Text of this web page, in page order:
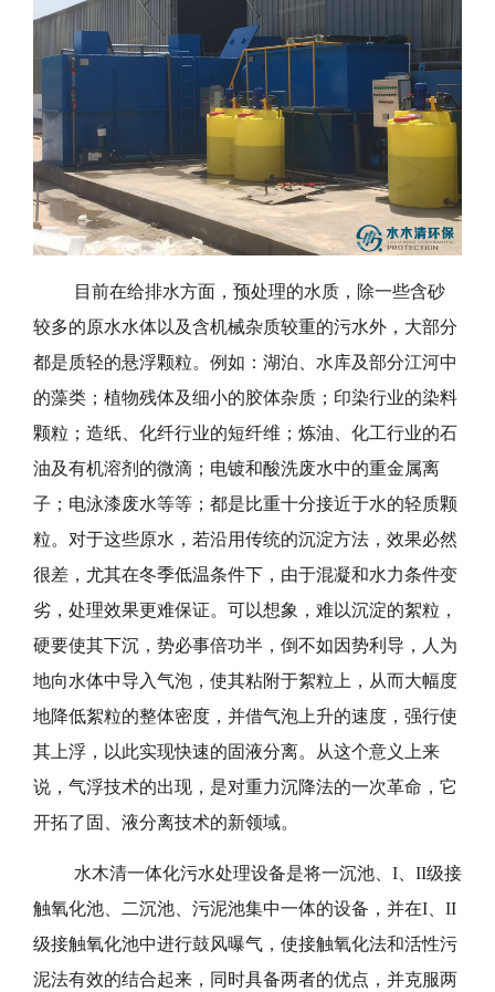
目前在给排水方面，预处理的水质，除一些含砂
较多的原水水体以及含机械杂质较重的污水外，大部分
都是质轻的悬浮颗粒。例如：湖泊、水库及部分江河中
的藻类；植物残体及细小的胶体杂质；印染行业的染料
颗粒；造纸、化纤行业的短纤维；炼油、化工行业的石
油及有机溶剂的微滴；电镀和酸洗废水中的重金属离
子；电泳漆废水等等；都是比重十分接近于水的轻质颗
粒。对于这些原水，若沿用传统的沉淀方法，效果必然
很差，尤其在冬季低温条件下，由于混凝和水力条件变
劣，处理效果更难保证。可以想象，难以沉淀的絮粒，
硬要使其下沉，势必事倍功半，倒不如因势利导，人为
地向水体中导入气泡，使其粘附于絮粒上，从而大幅度
地降低絮粒的整体密度，并借气泡上升的速度，强行使
其上浮，以此实现快速的固液分离。从这个意义上来
说，气浮技术的出现，是对重力沉降法的一次革命，它
开拓了固、液分离技术的新领域。
水木清一体化污水处理设备是将一沉池、I、II级接
触氧化池、二沉池、污泥池集中一体的设备，并在I、II
级接触氧化池中进行鼓风曝气，使接触氧化法和活性污
泥法有效的结合起来，同时具备两者的优点，并克服两